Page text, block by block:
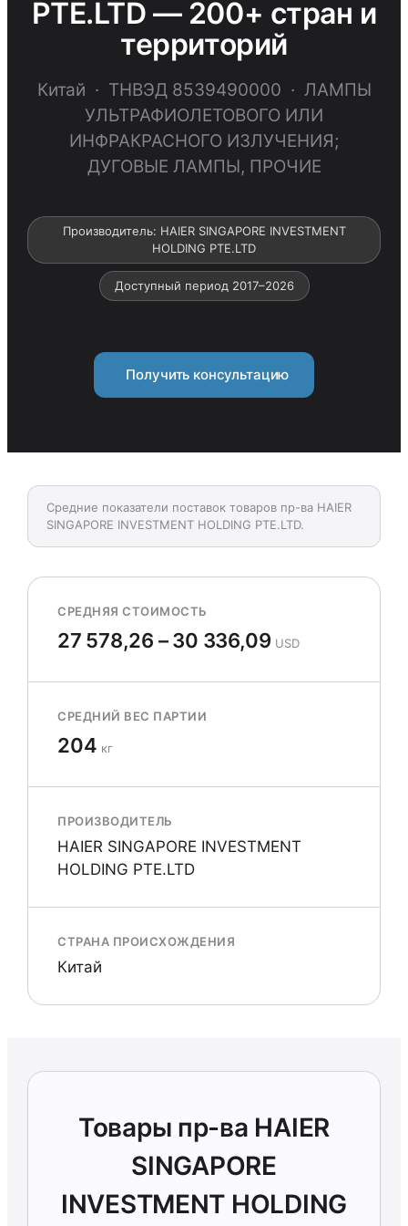
PTE.LTD — 200+ стран и
территорий
Китай · ТНВЭД 8539490000 · ЛАМПЫ
УЛЬТРАФИОЛЕТОВОГО ИЛИ
ИНФРАКРАСНОГО ИЗЛУЧЕНИЯ;
ДУГОВЫЕ ЛАМПЫ, ПРОЧИЕ
Производитель: HAIER SINGAPORE INVESTMENT
HOLDING PTE.LTD
Доступный период 2017–2026
Получить консультацию
Средние показатели поставок товаров пр-ва HAIER
SINGAPORE INVESTMENT HOLDING PTE.LTD.
СРЕДНЯЯ СТОИМОСТЬ
27 578,26 – 30 336,09 USD
СРЕДНИЙ ВЕС ПАРТИИ
204 кг
ПРОИЗВОДИТЕЛЬ
HAIER SINGAPORE INVESTMENT
HOLDING PTE.LTD
СТРАНА ПРОИСХОЖДЕНИЯ
Китай
Товары пр-ва HAIER
SINGAPORE
INVESTMENT HOLDING